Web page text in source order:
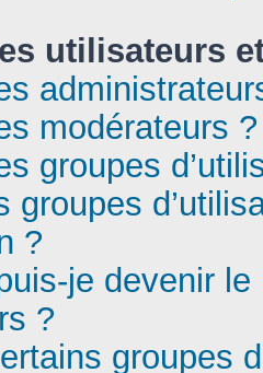
utilisateurs
modérateurs ?
groupes
groupes
?
je devenir le
?
groupes